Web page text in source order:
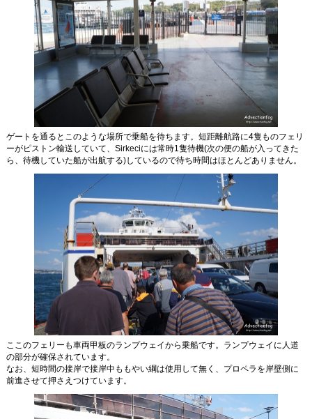
ゲートを通るとこのような場所で乗船を待ちます。短距離航路に4隻ものフェリ
ーがピストン輸送していて、Sirkeciには常時1隻待機(次の便の船が入ってきた
ら、待機していた船が出航する)しているので待ち時間はほとんどありません。
ここのフェリーも車両甲板のランプウェイから乗船です。ランプウェイに人道
の部分が確保されています。
なお、短時間の接岸で接岸中ももやい綱は使用して無く、プロペラを岸壁側に
前進させて押さえつけています。